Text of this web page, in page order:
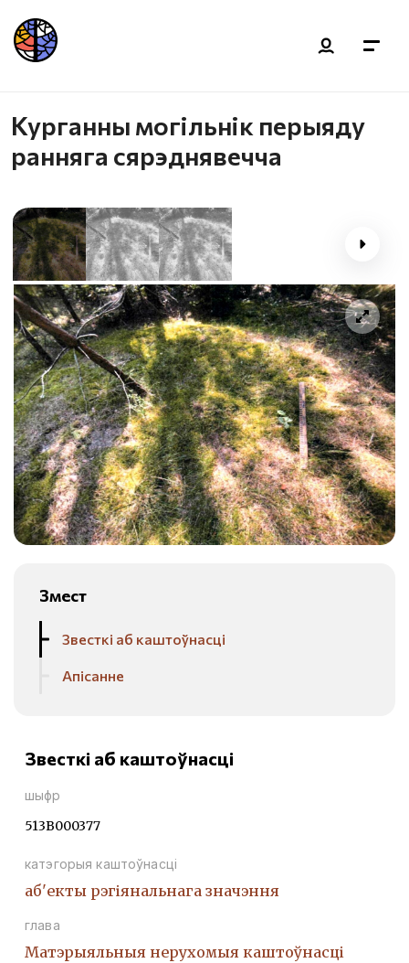
Курганны могільнік перыяду
ранняга сярэднявечча
Змест
Звесткі аб каштоўнасці
Апісанне
Звесткі аб каштоўнасці
шыфр
513В000377
катэгорыя каштоўнасці
аб'екты рэгіянальнага значэння
глава
Матэрыяльныя нерухомыя каштоўнасці